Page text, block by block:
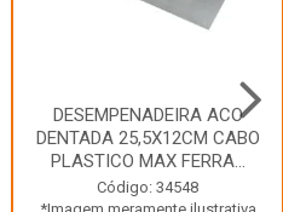
DESEMPENADEIRA ACO
DENTADA 25,5X12CM CABO
PLASTICO MAX FERRA...
Código: 34548